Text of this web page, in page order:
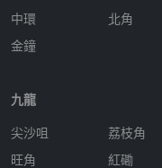
中環
金鐘
北角
九龍
尖沙咀
旺角
荔枝角
紅磡